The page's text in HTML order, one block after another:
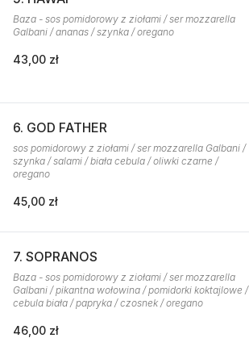
Baza - sos pomidorowy z ziołami / ser mozzarella
Galbani / ananas / szynka / oregano
43,00 zł
6. GOD FATHER
sos pomidorowy z ziołami / ser mozzarella Galbani /
szynka / salami / biała cebula / oliwki czarne /
oregano
45,00 zł
7. SOPRANOS
Baza - sos pomidorowy z ziołami / ser mozzarella
Galbani / pikantna wołowina / pomidorki koktajlowe /
cebula biała / papryka / czosnek / oregano
46,00 zł